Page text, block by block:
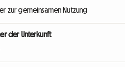
zur gemeinsamen Nutzung
der Unterkunft